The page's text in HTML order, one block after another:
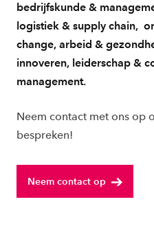
bedrijfskunde &
logistiek & supply chain,
change, arbeid &
innoveren, leiderschap &
management.
Neem contact met ons op
bespreken!
Neem contact op